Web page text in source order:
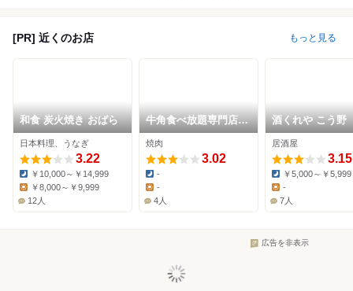
[PR] 近くのお店 もっと見る
和食 炭火焼き おばら
日本料理、うなぎ
3.22
Dinner:
￥10,000～￥14,999
Lunch:
￥8,000～￥9,999
12人
牛角食べ放題専門店
福島西店
焼肉
3.02
Dinner:
-
Lunch:
-
4人
酒くれや こう野
居酒屋
3.15
Dinner:
￥5,000～￥5,999
Lunch:
-
7人
広告を非表示